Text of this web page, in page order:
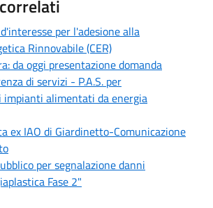
per l'adesione alla
Rinnovabile (CER)
da oggi presentazione domanda
di servizi - P.A.S. per
impianti alimentati da energia
ex IAO di Giardinetto-Comunicazione
per segnalazione danni
Fase 2"